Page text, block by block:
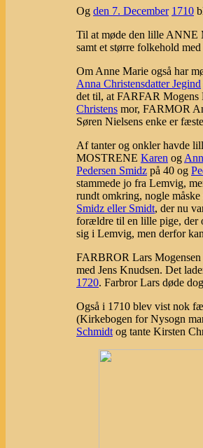
Og den 7. December 1710
Til at møde den lille ANNE
samt et større folkehold
Om Anne Marie også har
Anna Christensdatter Jegind
det til, at FARFAR
Christens mor, FARMOR
Søren Nielsens enke er
Af tanter og onkler havde
MOSTRENE Karen og
Pedersen Smidz på 40 og
stammede jo fra Lemvig,
rundt omkring, nogle
Smidz eller Smidt, der nu
forældre til en lille pige, der
sig i Lemvig, men derfor
FARBROR Lars Mogensen
med Jens Knudsen. Det
1720. Farbror Lars døde
Også i 1710 blev vist nok
(Kirkebogen for Nysogn
Schmidt og tante Kirsten